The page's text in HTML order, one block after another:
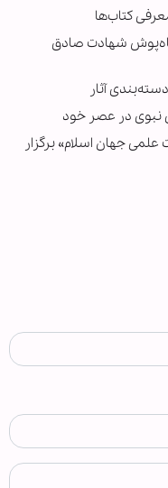
شهادت صادق
در عصر خود
جهان اسلام» برگزار